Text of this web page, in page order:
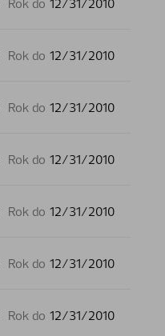
Rok do 12/31/2010
Rok do 12/31/2010
Rok do 12/31/2010
Rok do 12/31/2010
Rok do 12/31/2010
Rok do 12/31/2010